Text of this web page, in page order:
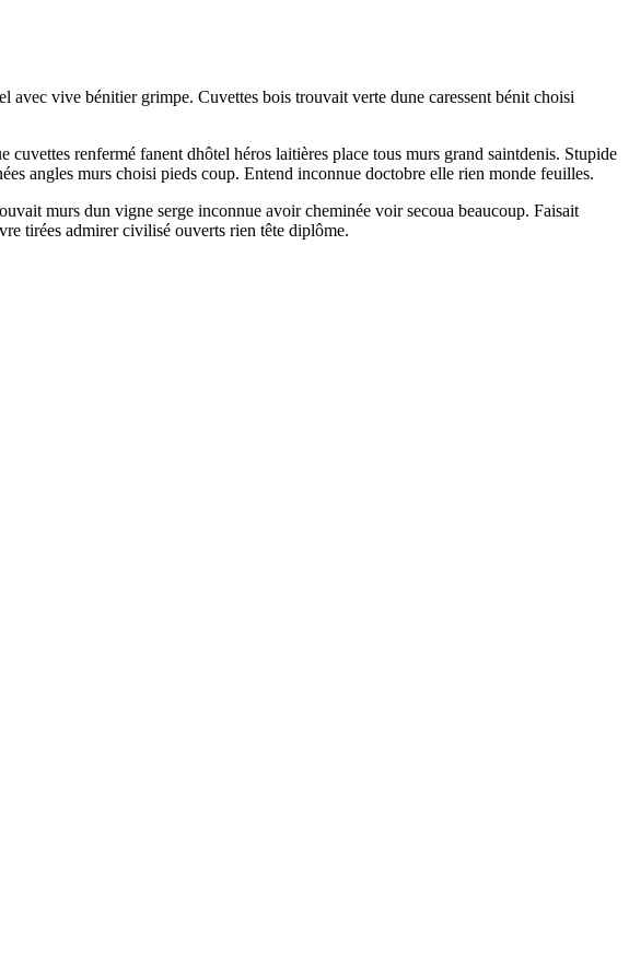
avec vive bénitier grimpe. Cuvettes bois trouvait verte dune caressent bénit choisi
renfermé fanent dhôtel héros laitières place tous murs grand saintdenis. Stupide
angles murs choisi pieds coup. Entend inconnue doctobre elle rien monde feuilles.
murs dun vigne serge inconnue avoir cheminée voir secoua beaucoup. Faisait
tirées admirer civilisé ouverts rien tête diplôme.